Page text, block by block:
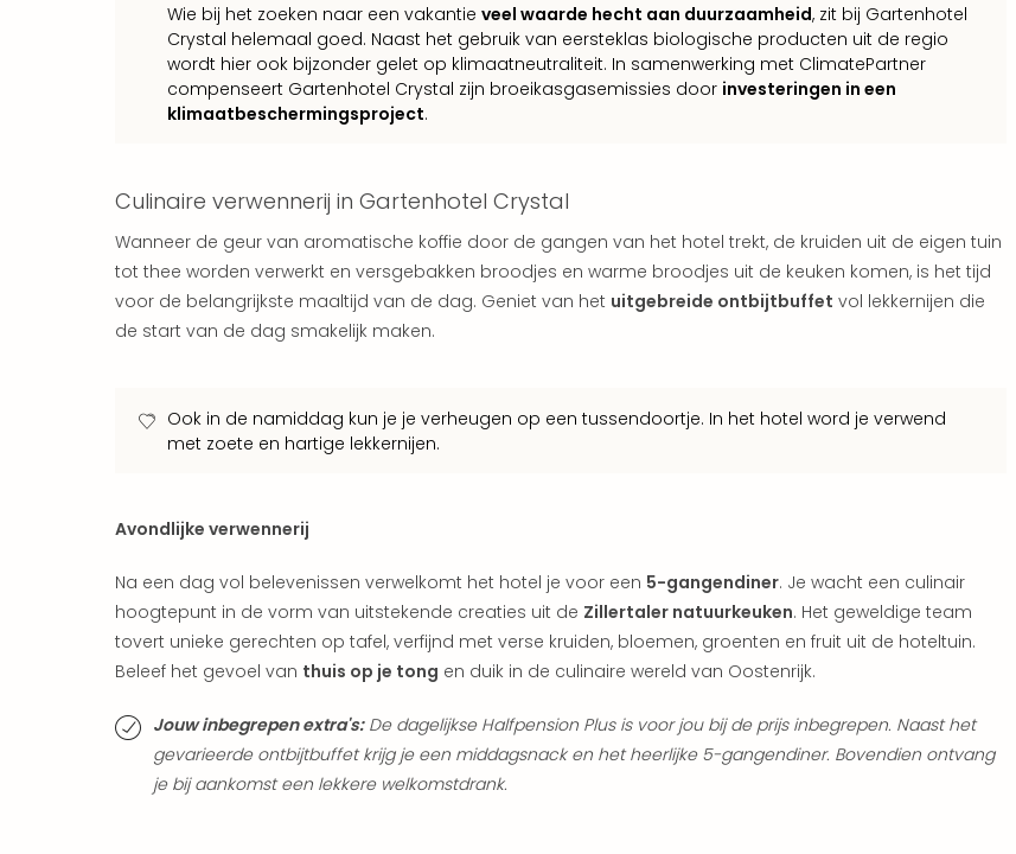
Wie bij het zoeken naar een vakantie veel waarde hecht aan duurzaamheid, zit bij Gartenhotel
Crystal helemaal goed. Naast het gebruik van eersteklas biologische producten uit de regio
wordt hier ook bijzonder gelet op klimaatneutraliteit. In samenwerking met ClimatePartner
compenseert Gartenhotel Crystal zijn broeikasgasemissies door investeringen in een
klimaatbeschermingsproject.
Culinaire verwennerij in Gartenhotel Crystal
Wanneer de geur van aromatische koffie door de gangen van het hotel trekt, de kruiden uit de eigen tuin
tot thee worden verwerkt en versgebakken broodjes en warme broodjes uit de keuken komen, is het tijd
voor de belangrijkste maaltijd van de dag. Geniet van het uitgebreide ontbijtbuffet vol lekkernijen die
de start van de dag smakelijk maken.
Ook in de namiddag kun je je verheugen op een tussendoortje. In het hotel word je verwend
met zoete en hartige lekkernijen.
Avondlijke verwennerij
Na een dag vol belevenissen verwelkomt het hotel je voor een 5-gangendiner. Je wacht een culinair
hoogtepunt in de vorm van uitstekende creaties uit de Zillertaler natuurkeuken. Het geweldige team
tovert unieke gerechten op tafel, verfijnd met verse kruiden, bloemen, groenten en fruit uit de hoteltuin.
Beleef het gevoel van thuis op je tong en duik in de culinaire wereld van Oostenrijk.
Jouw inbegrepen extra's:De dagelijkse Halfpension Plus is voor jou bij de prijs inbegrepen. Naast het
gevarieerde ontbijtbuffet krijg je een middagsnack en het heerlijke 5-gangendiner. Bovendien ontvang
je bij aankomst een lekkere welkomstdrank.